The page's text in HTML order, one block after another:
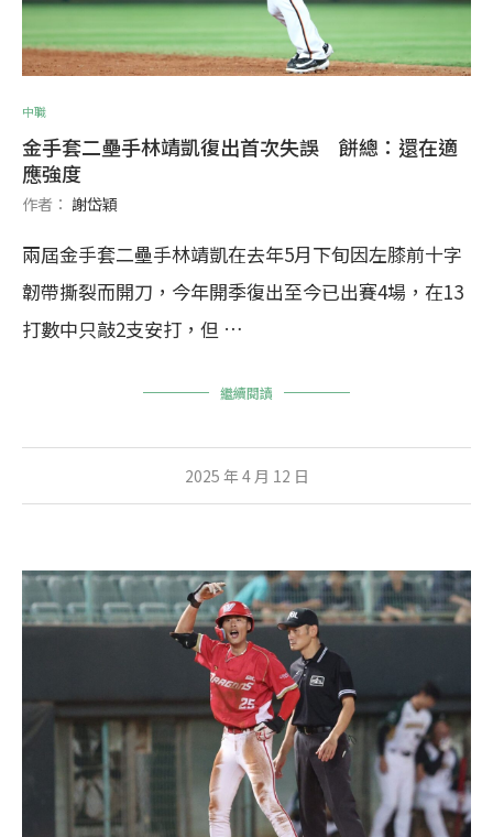
中職
金手套二壘手林靖凱復出首次失誤 餅總：還在適
應強度
作者： 謝岱穎
兩屆金手套二壘手林靖凱在去年5月下旬因左膝前十字
韌帶撕裂而開刀，今年開季復出至今已出賽4場，在13
打數中只敲2支安打，但 …
繼續閱讀
2025 年 4 月 12 日